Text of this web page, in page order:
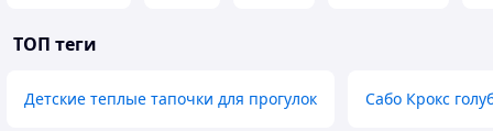
ТОП теги
Детские теплые тапочки для прогулок Сабо Крокс